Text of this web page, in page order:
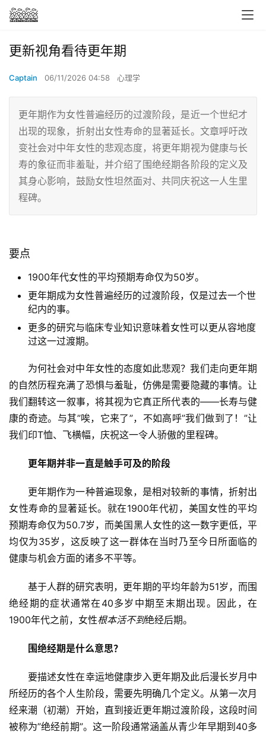
更新视角看待更年期
Captain 06/11/2026 04:58 心理学
更年期作为女性普遍经历的过渡阶段，是近一个世纪才
出现的现象，折射出女性寿命的显著延长。文章呼吁改
变社会对中年女性的悲观态度，将更年期视为健康与长
寿的象征而非羞耻，并介绍了围绝经期各阶段的定义及
其身心影响，鼓励女性坦然面对、共同庆祝这一人生里
程碑。
要点
1900年代女性的平均预期寿命仅为50岁。
更年期成为女性普遍经历的过渡阶段，仅是过去一个世
纪内的事。
更多的研究与临床专业知识意味着女性可以更从容地度
过这一过渡期。
为何社会对中年女性的态度如此悲观？我们走向更年期
的自然历程充满了恐惧与羞耻，仿佛是需要隐藏的事情。让
我们翻转这一叙事，将其视为它真正所代表的——长寿与健
康的奇迹。与其”唉，它来了”，不如高呼”我们做到了！”让
我们印T恤、飞横幅，庆祝这一令人骄傲的里程碑。
更年期并非一直是触手可及的阶段
更年期作为一种普遍现象，是相对较新的事情，折射出
女性寿命的显著延长。就在1900年代初，美国女性的平均
预期寿命仅为50.7岁，而美国黑人女性的这一数字更低，平
均仅为35岁，这反映了这一群体在当时乃至今日所面临的
健康与机会方面的诸多不平等。
基于人群的研究表明，更年期的平均年龄为51岁，而围
绝经期的症状通常在40多岁中期至末期出现。因此，在
1900年代之前，女性根本活不到绝经后期。
围绝经期是什么意思？
要描述女性在幸运地健康步入更年期及此后漫长岁月中
所经历的各个人生阶段，需要先明确几个定义。从第一次月
经来潮（初潮）开始，直到接近更年期过渡阶段，这段时间
被称为”绝经前期”。这一阶段通常涵盖从青少年早期到40多